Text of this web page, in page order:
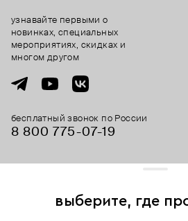
бесплатный звонок по России
8 800 775⁠-07⁠-19
узнавайте первыми о
новинках, специальных
мероприятиях, скидках и
многом другом
выберите, где